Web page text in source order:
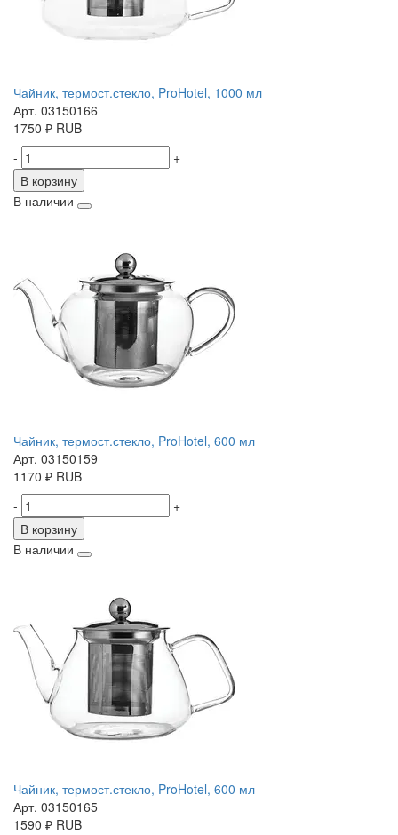
Чайник, термост.стекло, ProHotel, 1000 мл
Арт. 03150166
1750 ₽ RUB
-
+
В корзину
В наличии
Чайник, термост.стекло, ProHotel, 600 мл
Арт. 03150159
1170 ₽ RUB
-
+
В корзину
В наличии
Чайник, термост.стекло, ProHotel, 600 мл
Арт. 03150165
1590 ₽ RUB